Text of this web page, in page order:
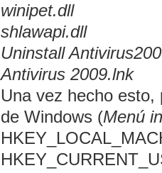
winipet.dll
shlawapi.dll
Uninstall
Antivirus 2009.lnk
Una vez hecho
de Windows (Menú